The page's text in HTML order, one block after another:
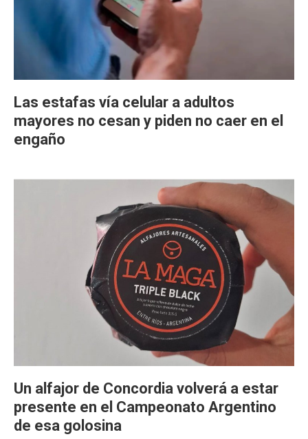
Las estafas vía celular a adultos
mayores no cesan y piden no caer en el
engaño
Un alfajor de Concordia volverá a estar
presente en el Campeonato Argentino
de esa golosina